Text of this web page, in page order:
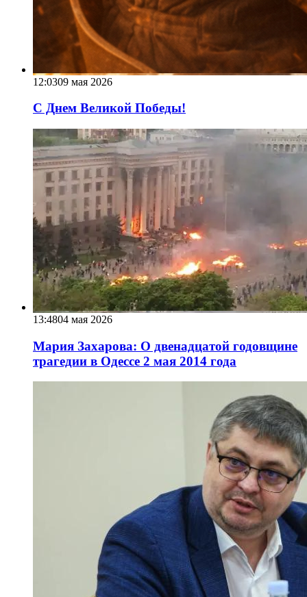
12:0309 мая 2026
С Днем Великой Победы!
13:4804 мая 2026
Мария Захарова: О двенадцатой годовщине
трагедии в Одессе 2 мая 2014 года